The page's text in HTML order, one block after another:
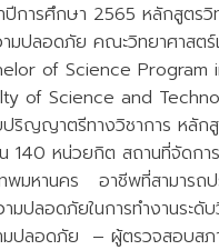
ปีการศึกษา 2565 หลักสูตร
มปลอดภัย คณะวิทยาศาสตร์
of Science Program
of Science and
ริญญาตรีทางวิชาการ หลัก
140 หน่วยกิต สถานที่จัดกา
พมหานคร อาชีพที่สามารถป
ปลอดภัยในการทํางานระดั
มปลอดภัย – ผู้ตรวจสอบสภ